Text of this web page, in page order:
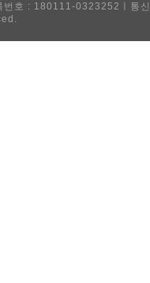
호 : 180111-0323252ㅣ통